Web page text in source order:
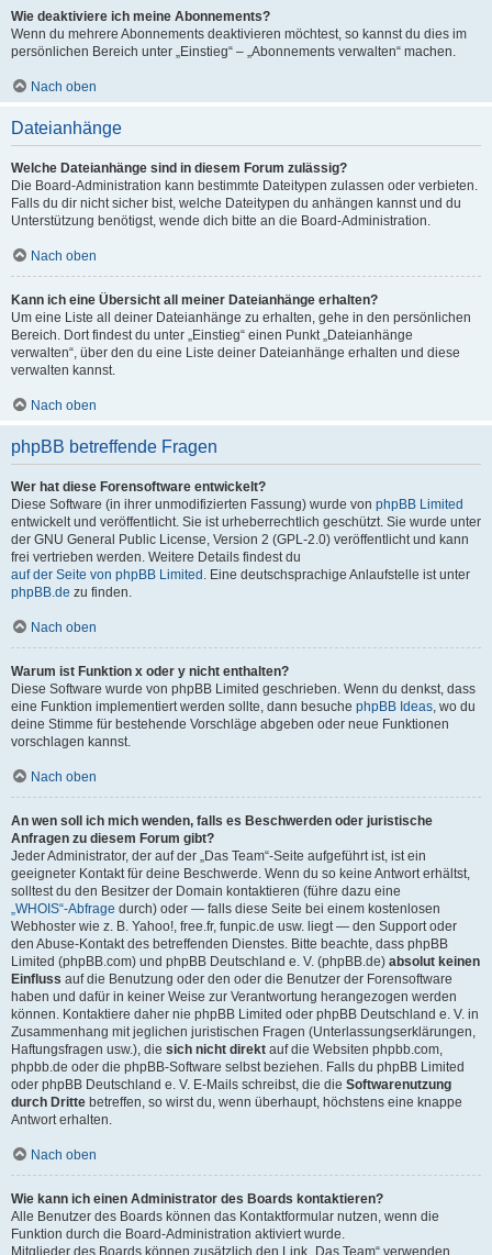
Wie deaktiviere ich meine Abonnements?
Wenn du mehrere Abonnements deaktivieren möchtest, so kannst du dies im
persönlichen Bereich unter „Einstieg“ – „Abonnements verwalten“ machen.
Nach oben
Dateianhänge
Welche Dateianhänge sind in diesem Forum zulässig?
Die Board-Administration kann bestimmte Dateitypen zulassen oder verbieten.
Falls du dir nicht sicher bist, welche Dateitypen du anhängen kannst und du
Unterstützung benötigst, wende dich bitte an die Board-Administration.
Nach oben
Kann ich eine Übersicht all meiner Dateianhänge erhalten?
Um eine Liste all deiner Dateianhänge zu erhalten, gehe in den persönlichen
Bereich. Dort findest du unter „Einstieg“ einen Punkt „Dateianhänge
verwalten“, über den du eine Liste deiner Dateianhänge erhalten und diese
verwalten kannst.
Nach oben
phpBB betreffende Fragen
Wer hat diese Forensoftware entwickelt?
Diese Software (in ihrer unmodifizierten Fassung) wurde von phpBB Limited
entwickelt und veröffentlicht. Sie ist urheberrechtlich geschützt. Sie wurde unter
der GNU General Public License, Version 2 (GPL-2.0) veröffentlicht und kann
frei vertrieben werden. Weitere Details findest du
auf der Seite von phpBB Limited . Eine deutschsprachige Anlaufstelle ist unter
phpBB.de zu finden.
Nach oben
Warum ist Funktion x oder y nicht enthalten?
Diese Software wurde von phpBB Limited geschrieben. Wenn du denkst, dass
eine Funktion implementiert werden sollte, dann besuche phpBB Ideas, wo du
deine Stimme für bestehende Vorschläge abgeben oder neue Funktionen
vorschlagen kannst.
Nach oben
An wen soll ich mich wenden, falls es Beschwerden oder juristische
Anfragen zu diesem Forum gibt?
Jeder Administrator, der auf der „Das Team“-Seite aufgeführt ist, ist ein
geeigneter Kontakt für deine Beschwerde. Wenn du so keine Antwort erhältst,
solltest du den Besitzer der Domain kontaktieren (führe dazu eine
„WHOIS“-Abfrage durch) oder — falls diese Seite bei einem kostenlosen
Webhoster wie z. B. Yahoo!, free.fr, funpic.de usw. liegt — den Support oder
den Abuse-Kontakt des betreffenden Dienstes. Bitte beachte, dass phpBB
Limited (phpBB.com) und phpBB Deutschland e. V. (phpBB.de) absolut keinen
Einfluss auf die Benutzung oder den oder die Benutzer der Forensoftware
haben und dafür in keiner Weise zur Verantwortung herangezogen werden
können. Kontaktiere daher nie phpBB Limited oder phpBB Deutschland e. V. in
Zusammenhang mit jeglichen juristischen Fragen (Unterlassungserklärungen,
Haftungsfragen usw.), die sich nicht direkt auf die Websiten phpbb.com,
phpbb.de oder die phpBB-Software selbst beziehen. Falls du phpBB Limited
oder phpBB Deutschland e. V. E-Mails schreibst, die die Softwarenutzung
durch Dritte betreffen, so wirst du, wenn überhaupt, höchstens eine knappe
Antwort erhalten.
Nach oben
Wie kann ich einen Administrator des Boards kontaktieren?
Alle Benutzer des Boards können das Kontaktformular nutzen, wenn die
Funktion durch die Board-Administration aktiviert wurde.
Mitglieder des Boards können zusätzlich den Link „Das Team“ verwenden.